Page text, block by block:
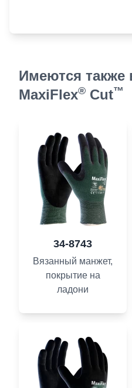
Имеются также
MaxiFlex® Cut™
34-8743
Вязанный манжет,
покрытие на
ладони